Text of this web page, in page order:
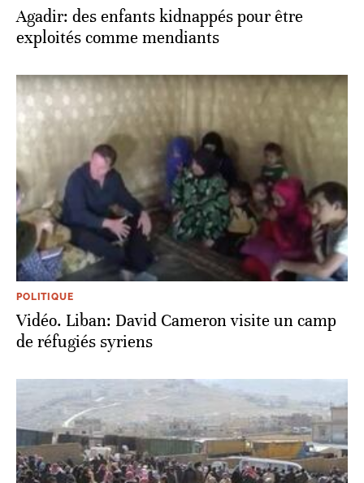
Agadir: des enfants kidnappés pour être
exploités comme mendiants
POLITIQUE
Vidéo. Liban: David Cameron visite un camp
de réfugiés syriens